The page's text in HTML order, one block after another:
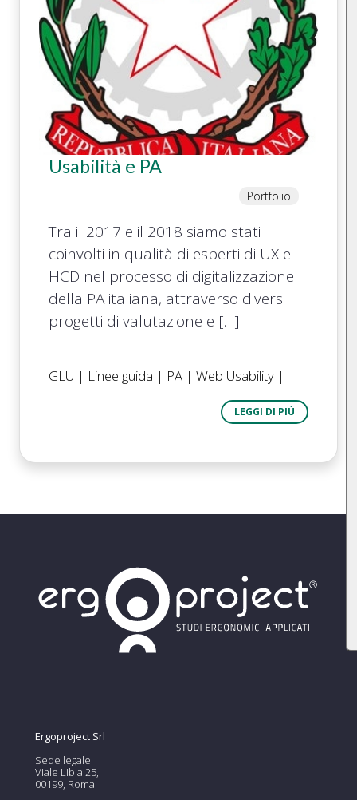
Usabilità e PA
Portfolio
Tra il 2017 e il 2018 siamo stati
coinvolti in qualità di esperti di UX e
HCD nel processo di digitalizzazione
della PA italiana, attraverso diversi
progetti di valutazione e […]
GLU | Linee guida | PA | Web Usability |
LEGGI DI PIÙ
Ergoproject Srl
Sede legale
Viale Libia 25,
00199, Roma